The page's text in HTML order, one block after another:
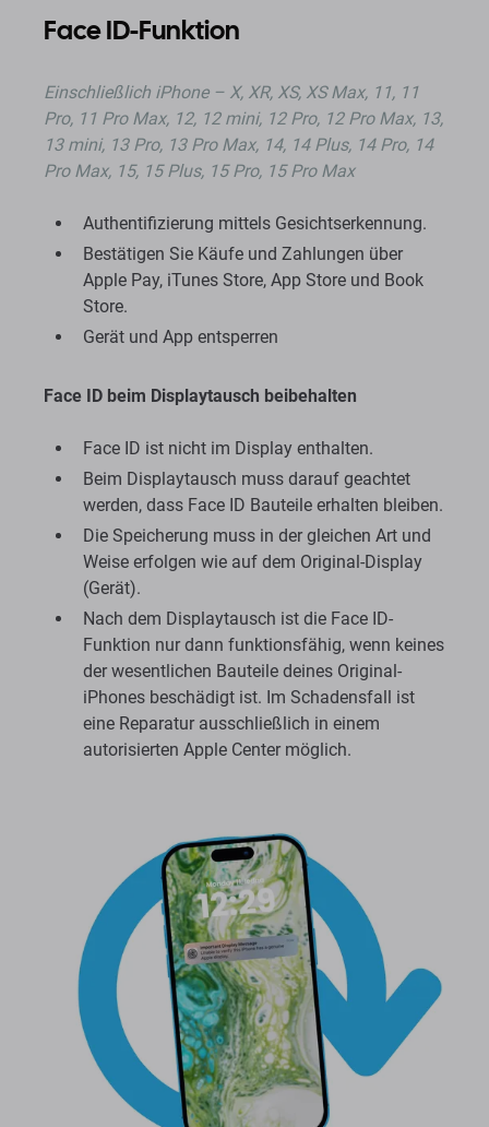
Face ID-Funktion
Einschließlich iPhone – X, XR, XS, XS Max, 11, 11
Pro, 11 Pro Max, 12, 12 mini, 12 Pro, 12 Pro Max, 13,
13 mini, 13 Pro, 13 Pro Max, 14, 14 Plus, 14 Pro, 14
Pro Max, 15, 15 Plus, 15 Pro, 15 Pro Max
Authentifizierung mittels Gesichtserkennung.
Bestätigen Sie Käufe und Zahlungen über
Apple Pay, iTunes Store, App Store und Book
Store.
Gerät und App entsperren
Face ID beim Displaytausch beibehalten
Face ID ist nicht im Display enthalten.
Beim Displaytausch muss darauf geachtet
werden, dass Face ID Bauteile erhalten bleiben.
Die Speicherung muss in der gleichen Art und
Weise erfolgen wie auf dem Original-Display
(Gerät).
Nach dem Displaytausch ist die Face ID-
Funktion nur dann funktionsfähig, wenn keines
der wesentlichen Bauteile deines Original-
iPhones beschädigt ist. Im Schadensfall ist
eine Reparatur ausschließlich in einem
autorisierten Apple Center möglich.